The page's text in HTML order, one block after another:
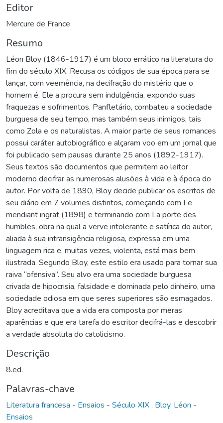
Editor
Mercure de France
Resumo
Léon Bloy (1846-1917) é um bloco errático na literatura do
fim do século XIX. Recusa os códigos de sua época para se
lançar, com veemência, na decifração do mistério que o
homem é. Ele a procura sem indulgência, expondo suas
fraquezas e sofrimentos. Panfletário, combateu a sociedade
burguesa de seu tempo, mas também seus inimigos, tais
como Zola e os naturalistas. A maior parte de seus romances
possui caráter autobiográfico e alçaram voo em um jornal que
foi publicado sem pausas durante 25 anos (1892-1917).
Seus textos são documentos que permitem ao leitor
moderno decifrar as numerosas alusões à vida e à época do
autor. Por volta de 1890, Bloy decide publicar os escritos de
seu diário em 7 volumes distintos, começando com Le
mendiant ingrat (1898) e terminando com La porte des
humbles, obra na qual a verve intolerante e satírica do autor,
aliada à sua intransigência religiosa, expressa em uma
linguagem rica e, muitas vezes, violenta, está mais bem
ilustrada. Segundo Bloy, este estilo era usado para tornar sua
raiva “ofensiva”. Seu alvo era uma sociedade burguesa
crivada de hipocrisia, falsidade e dominada pelo dinheiro, uma
sociedade odiosa em que seres superiores são esmagados.
Bloy acreditava que a vida era composta por meras
aparências e que era tarefa do escritor decifrá-las e descobrir
a verdade absoluta do catolicismo.
Descrição
8.ed.
Palavras-chave
Literatura francesa - Ensaios - Século XIX, Bloy, Léon -
Ensaios